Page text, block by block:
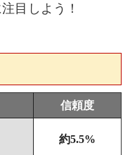
目しよう！
信頼度
約5.5%